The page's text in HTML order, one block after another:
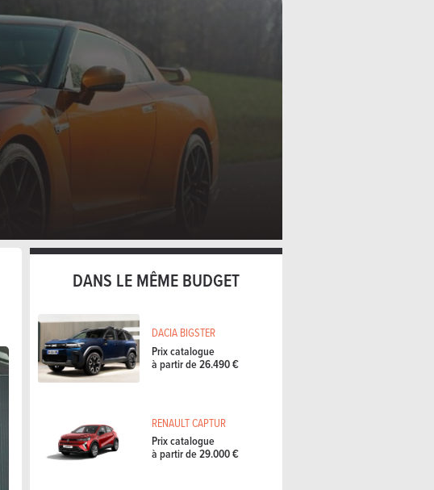
DANS LE MÊME BUDGET
DACIA BIGSTER
Prix catalogue
à partir de 26.490 €
RENAULT CAPTUR
Prix catalogue
à partir de 29.000 €